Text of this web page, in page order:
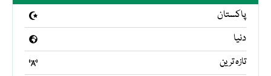
پاکستان
دنیا
تازہ ترین